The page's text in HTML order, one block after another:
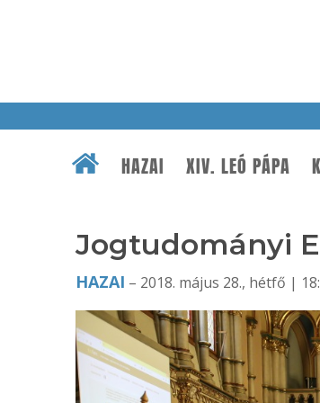
HAZAI XIV. LEÓ PÁPA
Jogtudományi
HAZAI – 2018. május 28., hétfő |